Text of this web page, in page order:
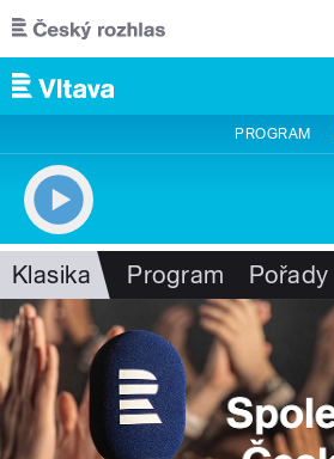
Přejít k hlavnímu obsahu
PROGRAM
Klasika Program Pořady